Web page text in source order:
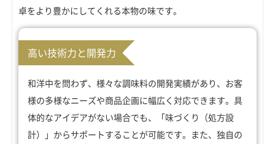
卓をより豊かにしてくれる本物の味です。
高い技術力と開発力
和洋中を問わず、様々な調味料の開発実績があり、お客
様の多様なニーズや商品企画に幅広く対応できます。具
体的なアイデアがない場合でも、「味づくり（処方設
計）」からサポートすることが可能です。また、独自の